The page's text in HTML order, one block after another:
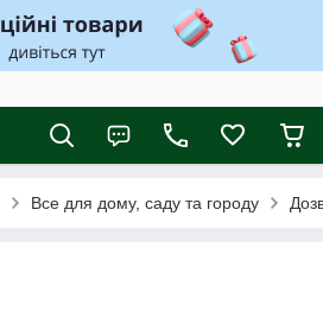
Все для дому, саду та городу